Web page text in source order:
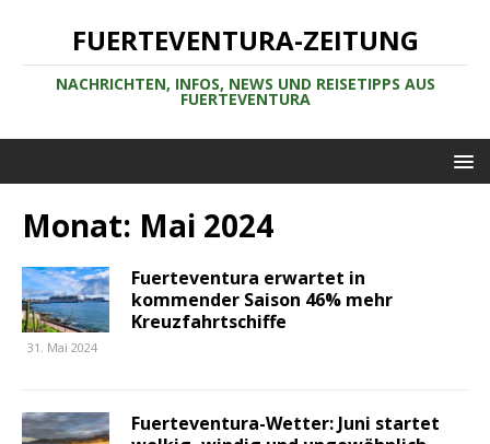
FUERTEVENTURA-ZEITUNG
NACHRICHTEN, INFOS, NEWS UND REISETIPPS AUS
FUERTEVENTURA
Monat: Mai 2024
Fuerteventura erwartet in
kommender Saison 46% mehr
Kreuzfahrtschiffe
31. Mai 2024
Fuerteventura-Wetter: Juni startet